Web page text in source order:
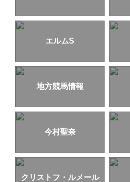
エルムS
地方競馬情報
今村聖奈
クリストフ・ルメール